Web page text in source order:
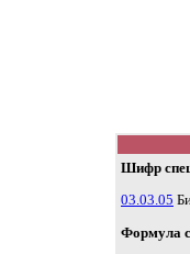
Шифр
03.03.05
Формула